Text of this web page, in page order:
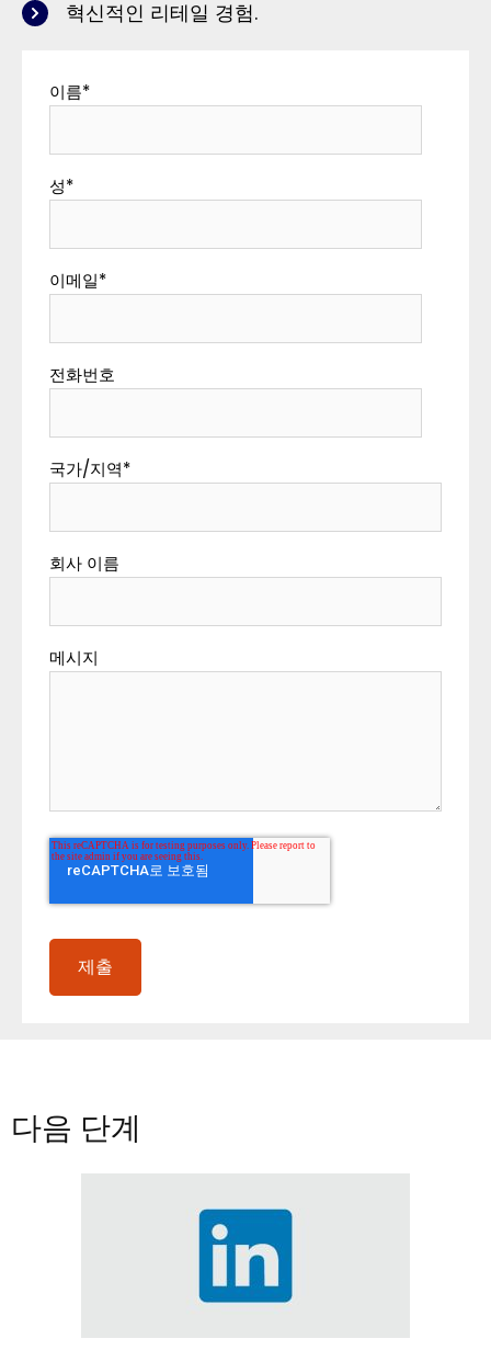
혁신적인 리테일 경험.
이름*
성*
이메일*
전화번호
국가/지역*
회사 이름
메시지
다음 단계